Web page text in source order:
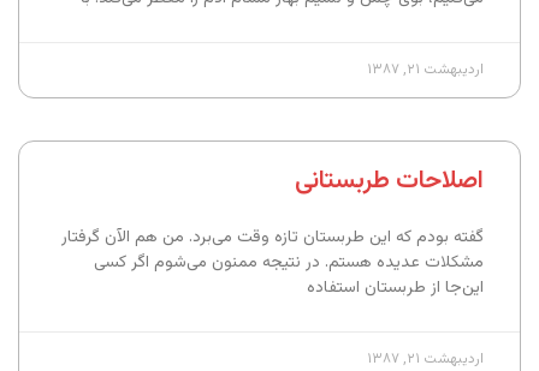
اردیبهشت ۲۱, ۱۳۸۷
اصلاحات طربستانی
گفته بودم که این طربستان تازه وقت می‌برد. من هم الآن گرفتار
مشکلات عدیده هستم. در نتیجه ممنون می‌شوم اگر کسی
این‌جا از طربستان استفاده
اردیبهشت ۲۱, ۱۳۸۷